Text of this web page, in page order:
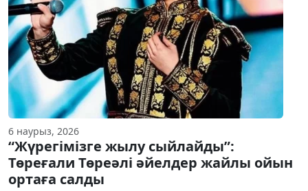
6 наурыз, 2026
“Жүрегімізге жылу сыйлайды”:
Төреғали Төреәлі әйелдер жайлы ойын
ортаға салды